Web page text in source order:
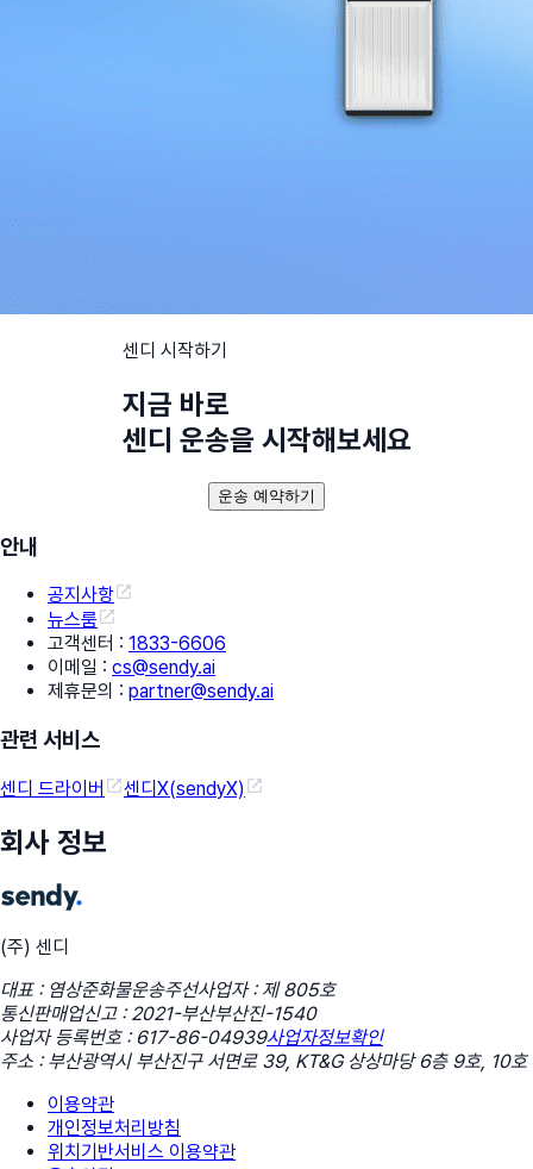
센디 시작하기
지금 바로
센디 운송을 시작해보세요
운송 예약하기
안내
공지사항
뉴스룸
고객센터 : 1833-6606
이메일 : cs@sendy.ai
제휴문의 : partner@sendy.ai
관련 서비스
센디 드라이버 센디X(sendyX)
회사 정보
(주) 센디
대표 : 염상준화물운송주선사업자 : 제 805호
통신판매업신고 : 2021-부산부산진-1540
사업자 등록번호 : 617-86-04939사업자정보확인
주소 : 부산광역시 부산진구 서면로 39, KT&G 상상마당 6층 9호, 10호
이용약관
개인정보처리방침
위치기반서비스 이용약관